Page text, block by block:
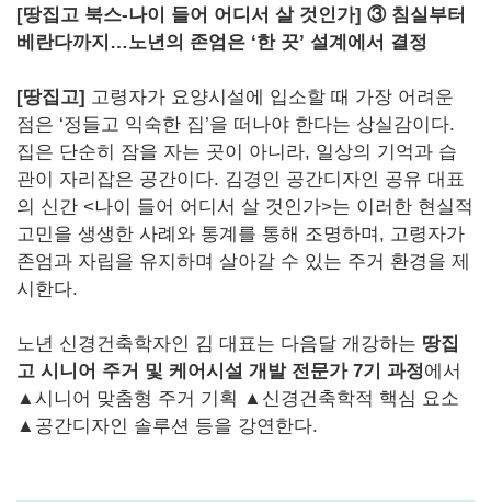
[땅집고 북스-나이 들어 어디서 살 것인가] ③ 침실부터
베란다까지…노년의 존엄은 ‘한 끗’ 설계에서 결정
[땅집고] 고령자가 요양시설에 입소할 때 가장 어려운
점은 ‘정들고 익숙한 집’을 떠나야 한다는 상실감이다.
집은 단순히 잠을 자는 곳이 아니라, 일상의 기억과 습
관이 자리잡은 공간이다. 김경인 공간디자인 공유 대표
의 신간 <나이 들어 어디서 살 것인가>는 이러한 현실적
고민을 생생한 사례와 통계를 통해 조명하며, 고령자가
존엄과 자립을 유지하며 살아갈 수 있는 주거 환경을 제
시한다.
노년 신경건축학자인 김 대표는 다음달 개강하는 땅집
고 시니어 주거 및 케어시설 개발 전문가 7기 과정에서
▲시니어 맞춤형 주거 기획 ▲신경건축학적 핵심 요소
▲공간디자인 솔루션 등을 강연한다.